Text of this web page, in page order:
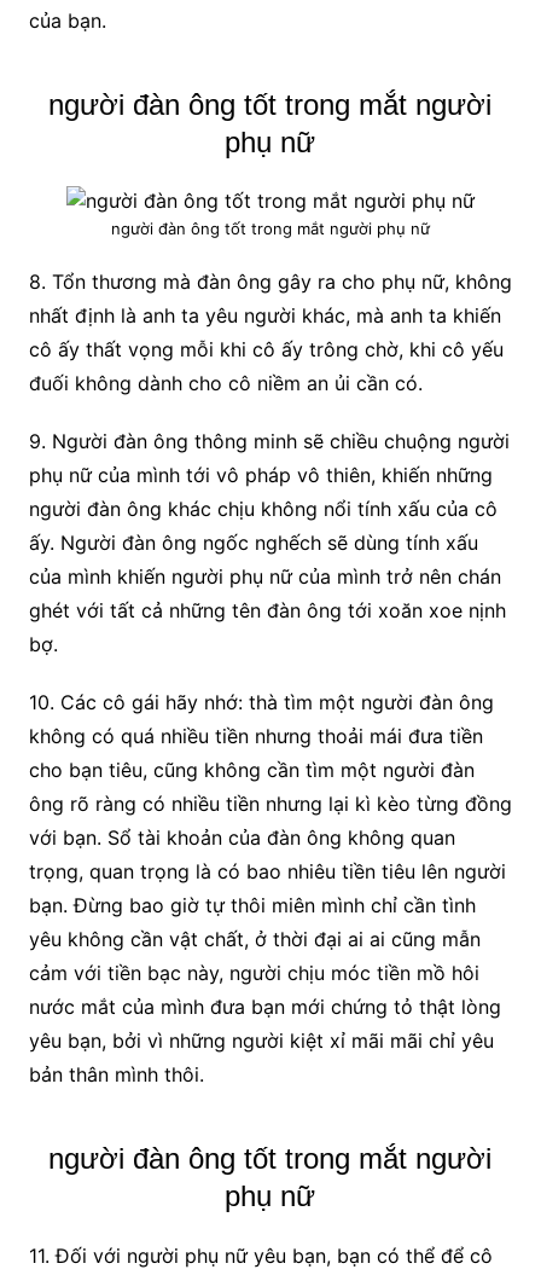
của bạn.
người đàn ông tốt trong mắt người
phụ nữ
người đàn ông tốt trong mắt người phụ nữ
8. Tổn thương mà đàn ông gây ra cho phụ nữ, không
nhất định là anh ta yêu người khác, mà anh ta khiến
cô ấy thất vọng mỗi khi cô ấy trông chờ, khi cô yếu
đuối không dành cho cô niềm an ủi cần có.
9. Người đàn ông thông minh sẽ chiều chuộng người
phụ nữ của mình tới vô pháp vô thiên, khiến những
người đàn ông khác chịu không nổi tính xấu của cô
ấy. Người đàn ông ngốc nghếch sẽ dùng tính xấu
của mình khiến người phụ nữ của mình trở nên chán
ghét với tất cả những tên đàn ông tới xoăn xoe nịnh
bợ.
10. Các cô gái hãy nhớ: thà tìm một người đàn ông
không có quá nhiều tiền nhưng thoải mái đưa tiền
cho bạn tiêu, cũng không cần tìm một người đàn
ông rõ ràng có nhiều tiền nhưng lại kì kèo từng đồng
với bạn. Sổ tài khoản của đàn ông không quan
trọng, quan trọng là có bao nhiêu tiền tiêu lên người
bạn. Đừng bao giờ tự thôi miên mình chỉ cần tình
yêu không cần vật chất, ở thời đại ai ai cũng mẫn
cảm với tiền bạc này, người chịu móc tiền mồ hôi
nước mắt của mình đưa bạn mới chứng tỏ thật lòng
yêu bạn, bởi vì những người kiệt xỉ mãi mãi chỉ yêu
bản thân mình thôi.
người đàn ông tốt trong mắt người
phụ nữ
11. Đối với người phụ nữ yêu bạn, bạn có thể để cô